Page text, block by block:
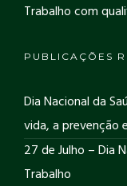
Trabalho com
PUBLICAÇÕES
Dia Nacional da
vida, a prevenção
27 de Julho – Dia
Trabalho